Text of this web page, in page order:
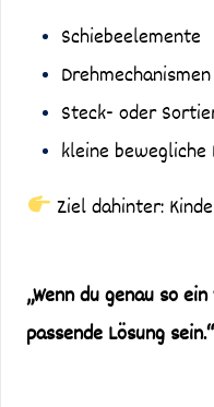
Schiebeelemente
Drehmechanismen
Steck- oder
kleine
Ziel dahinter:
„Wenn du genau so
passende Lösung sein.“